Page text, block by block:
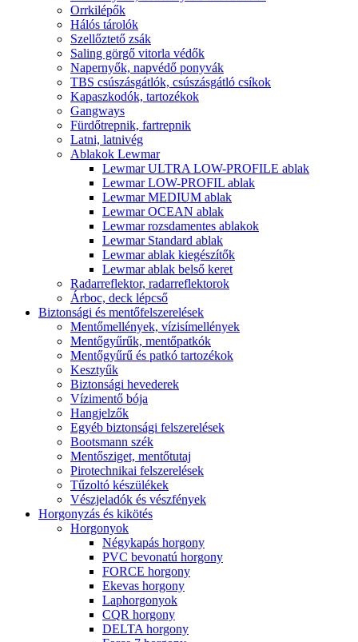
Orrkilépők
Hálós tárolók
Szellőztető zsák
Saling görgő vitorla védők
Napernyők, napvédő ponyvák
TBS csúszásgátlók, csúszásgátló csíkok
Kapaszkodók, tartozékok
Gangways
Fürdőtrepnik, fartrepnik
Latni, latnivég
Ablakok Lewmar
Lewmar ULTRA LOW-PROFILE ablak
Lewmar LOW-PROFIL ablak
Lewmar MEDIUM ablak
Lewmar OCEAN ablak
Lewmar rozsdamentes ablakok
Lewmar Standard ablak
Lewmar ablak kiegészítők
Lewmar ablak belső keret
Radarreflektor, radarreflektorok
Árboc, deck lépcső
Biztonsági és mentőfelszerelések
Mentőmellények, vízisímellények
Mentőgyűrűk, mentőpatkók
Mentőgyűrű és patkó tartozékok
Kesztyűk
Biztonsági hevederek
Vízimentő bója
Hangjelzők
Egyéb biztonsági felszerelések
Bootsmann szék
Mentősziget, mentőtutaj
Pirotechnikai felszerelések
Tűzoltó készülékek
Vészjeladók és vészfények
Horgonyzás és kikötés
Horgonyok
Négykapás horgony
PVC bevonatú horgony
FORCE horgony
Ekevas horgony
Laphorgonyok
CQR horgony
DELTA horgony